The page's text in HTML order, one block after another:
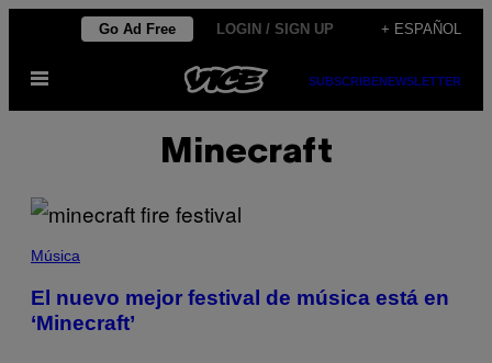
contenido
Go Ad Free LOGIN / SIGN UP + ESPAÑOL
Abrir
SUBSCRIBENEWSLETTER
Minecraft
Música
El nuevo mejor festival de música está en
‘Minecraft’